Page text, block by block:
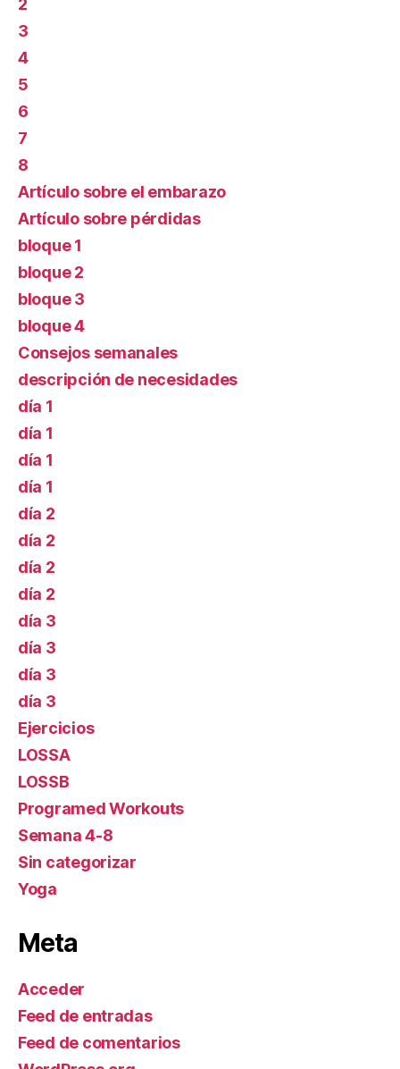
2
3
4
5
6
7
8
Artículo sobre el embarazo
Artículo sobre pérdidas
bloque 1
bloque 2
bloque 3
bloque 4
Consejos semanales
descripción de necesidades
día 1
día 1
día 1
día 1
día 2
día 2
día 2
día 2
día 3
día 3
día 3
día 3
Ejercicios
LOSSA
LOSSB
Programed Workouts
Semana 4-8
Sin categorizar
Yoga
Meta
Acceder
Feed de entradas
Feed de comentarios